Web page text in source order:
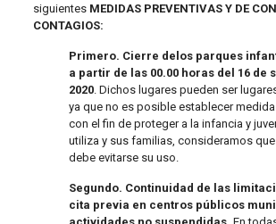
siguientes MEDIDAS PREVENTIVAS Y DE
CONTAGIOS:
Primero. Cierre delos parques
a partir de las 00.00 horas del 16 de
2020. Dichos lugares pueden ser
ya que no es posible establecer
con el fin de proteger a la infancia y
utiliza y sus familias, consideramos
debe evitarse su uso.
Segundo. Continuidad de las
cita previa en centros públicos